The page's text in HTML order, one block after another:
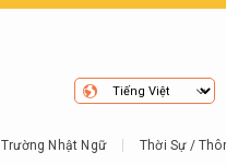
Trường Nhật Ngữ Thời Sự /